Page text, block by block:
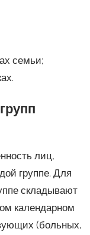
семьи;
лиц,
группе. Для
складывают
календарном
(больных,